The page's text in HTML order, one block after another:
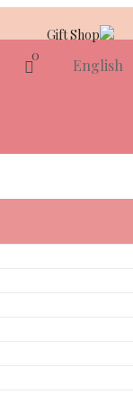
0
English